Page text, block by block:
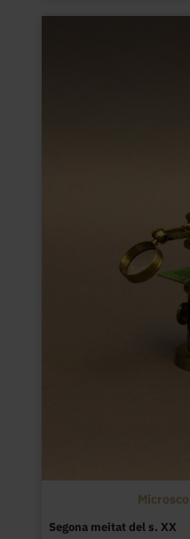
Segona meitat del s. XX